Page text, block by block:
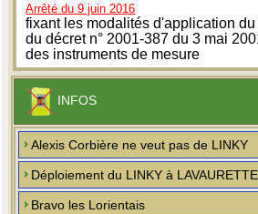
Arrêté du 9 juin 2016
fixant les modalités d'application du
du décret n° 2001-387 du 3 mai
des instruments de mesure
INFOS
Alexis Corbière ne veut pas de LINKY
Déploiement du LINKY à LAVAURETTE
Bravo les Lorientais